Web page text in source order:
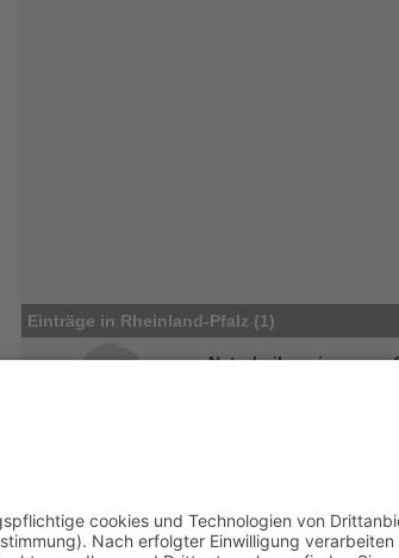
Einträge in Rheinland-Pfalz (1)
Naturheilpraxis
Portasanitas-Profil